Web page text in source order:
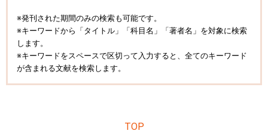
※発刊された期間のみの検索も可能です。
※キーワードから「タイトル」「科目名」「著者名」を対象に検索
します。
※キーワードをスペースで区切って入力すると、全てのキーワード
が含まれる文献を検索します。
TOP